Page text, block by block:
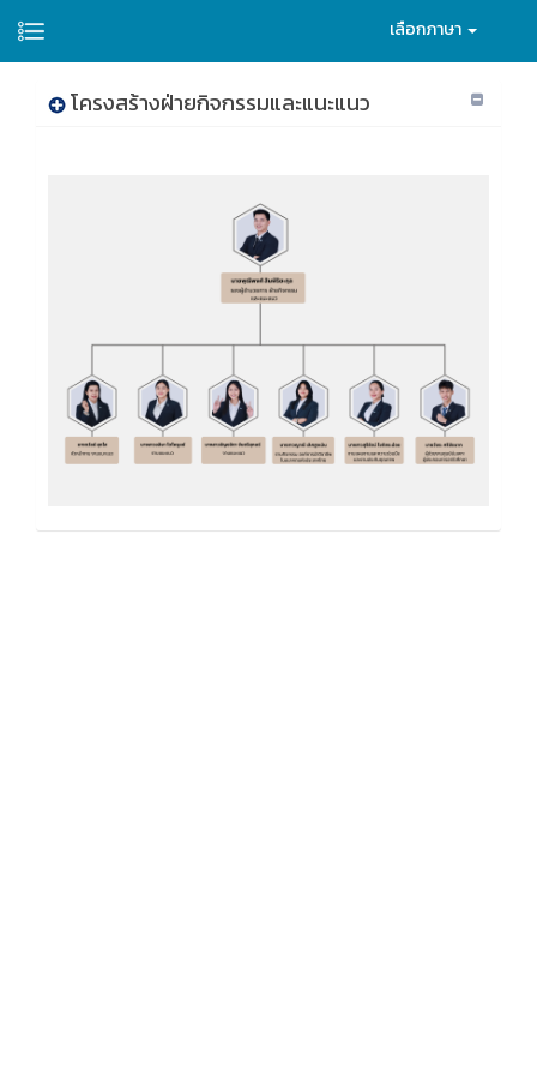
เลือกภาษา
โครงสร้างฝ่ายกิจกรรมและแนะแนว